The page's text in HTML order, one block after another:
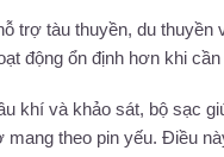
trợ tàu thuyền, du
động ổn định hơn khi
khí và khảo sát, bộ sạc
theo pin yếu. Điều